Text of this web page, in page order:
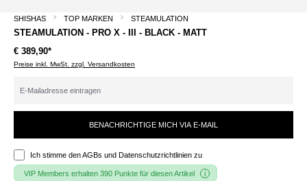
SHISHAS TOP MARKEN STEAMULATION
STEAMULATION - PRO X - III - BLACK - MATT
€ 389,90*
Preise inkl. MwSt. zzgl. Versandkosten
BENACHRICHTIGE MICH VIA E-MAIL
Ich stimme denAGBs und Datenschutzrichtlinien zu
VIP Members erhalten 390 Punkte für diesen Artikel